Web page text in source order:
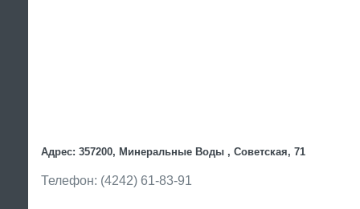
Адрес: 357200, Минеральные Воды , Советская, 71
Телефон: (4242) 61-83-91